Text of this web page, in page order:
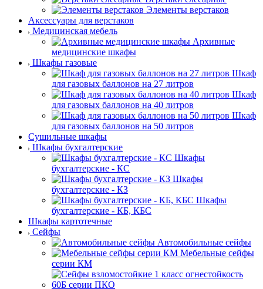
Элементы верстаков
Аксессуары для верстаков
Медицинская мебель
Архивные
медицинские шкафы
Шкафы газовые
Шкаф
для газовых баллонов на 27 литров
Шкаф
для газовых баллонов на 40 литров
Шкаф
для газовых баллонов на 50 литров
Сушильные шкафы
Шкафы бухгалтерские
Шкафы
бухгалтерские - КС
Шкафы
бухгалтерские - КЗ
Шкафы
бухгалтерские - КБ, КБС
Шкафы картотечные
Сейфы
Автомобильные сейфы
Мебельные сейфы
серии КМ